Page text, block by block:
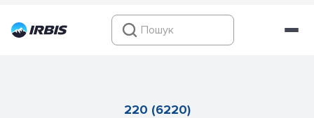
220 (6220)